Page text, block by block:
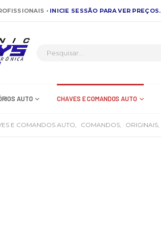
• INICIE SESSÃO PARA VER PREÇOS.
AUTO CHAVES E COMANDOS AUTO
E COMANDOS AUTO COMANDOS ORIGINAIS